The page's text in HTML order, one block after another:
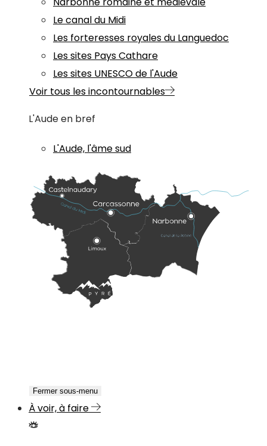
Le canal du Midi
Les forteresses royales du Languedoc
Les sites Pays Cathare
Les sites UNESCO de l'Aude
Voir tous les incontournables
L'Aude en bref
L'Aude, l'âme sud
Fermer sous-menu
À voir, à faire